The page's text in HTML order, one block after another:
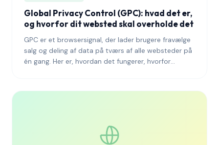
Global Privacy Control (GPC): hvad det er,
og hvorfor dit websted skal overholde det
GPC er et browsersignal, der lader brugere fravælge
salg og deling af data på tværs af alle websteder på
én gang. Her er, hvordan det fungerer, hvorfor